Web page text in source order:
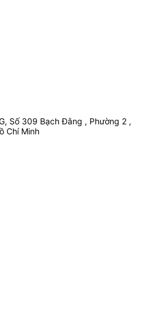
Số 309 Bạch Đằng , Phường 2 ,
Chí Minh